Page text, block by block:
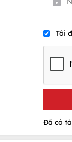
Tôi
Đã có